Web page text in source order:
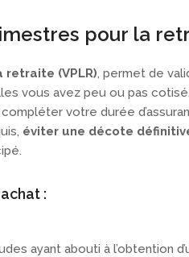
pour la
(VPLR), permet de
vous avez peu ou pas
votre durée
éviter une décote
:
ayant abouti à l’obtention